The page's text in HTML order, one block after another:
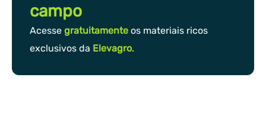
campo
Acesse gratuitamente os materiais ricos
exclusivos da Elevagro.